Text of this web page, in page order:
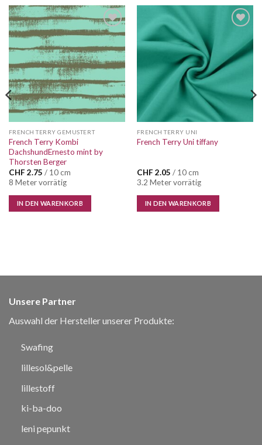
FRENCH TERRY GEMUSTERT
French Terry Kombi
DachshundErnesto mint by
Thorsten Berger
CHF 2.75 / 10 cm
8 Meter vorrätig
IN DEN WARENKORB
FRENCH TERRY UNI
French Terry Uni tiffany
CHF 2.05 / 10 cm
3.2 Meter vorrätig
IN DEN WARENKORB
Unsere Partner
Auswahl der Hersteller unserer Produkte:
Swafing
lillesol&pelle
lillestoff
ki-ba-doo
leni pepunkt